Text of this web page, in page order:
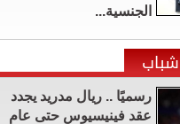
الجنسية...
رسميًا .. ريال مدريد يجدد
عقد فينيسيوس حتى عام